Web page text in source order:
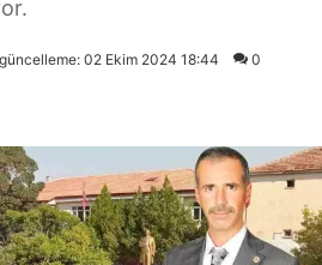
02 Ekim 2024 18:44 0